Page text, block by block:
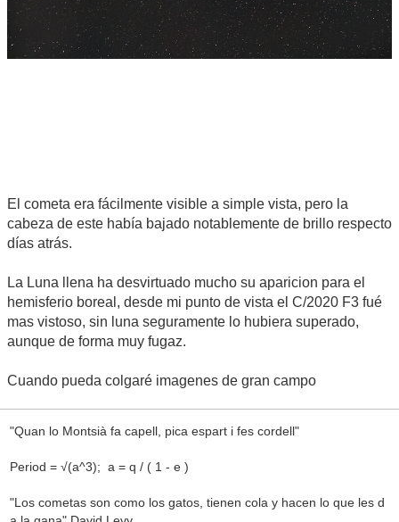
El cometa era fácilmente visible a simple vista, pero la
cabeza de este había bajado notablemente de brillo respecto
días atrás.
La Luna llena ha desvirtuado mucho su aparicion para el
hemisferio boreal, desde mi punto de vista el C/2020 F3 fué
mas vistoso, sin luna seguramente lo hubiera superado,
aunque de forma muy fugaz.
Cuando pueda colgaré imagenes de gran campo
"Quan lo Montsià fa capell, pica espart i fes cordell"
Period = √(a^3); a = q / ( 1 - e )
"Los cometas son como los gatos, tienen cola y hacen lo que les d